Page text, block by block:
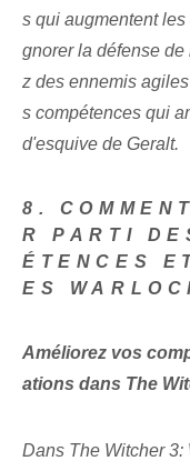
s qui augmentent
gnorer la défense
z des ennemis
s compétences qui
d'esquive de Geralt.
8.
R PARTI
ÉTENCES
ES
Améliorez vos
ations dans The
Dans The Witcher 3: